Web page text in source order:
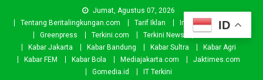
Jumat, Agustus 07, 2026
Tentang Beritalingkungan.com
Tarif Iklan Investor
Donasi
Greenpress
Terkini.com Terkini News
Kabar.id
Kabar Jakarta
Kabar Bandung Kabar Sultra
Kabar Agri
Kabar FEM
Kabar Bola Mediajakarta.com
Jaktimes.com
Gomedia.id
IT Terkini
ID